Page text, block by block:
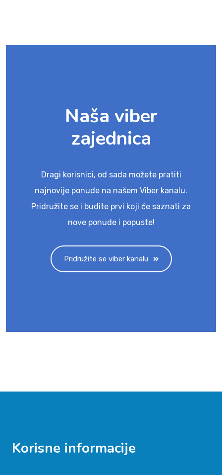
Naša viber
zajednica
Dragi korisnici, od sada možete pratiti
najnovije ponude na našem Viber kanalu.
Pridružite se i budite prvi koji će saznati za
nove ponude i popuste!
Pridružite se viber kanalu
Korisne informacije